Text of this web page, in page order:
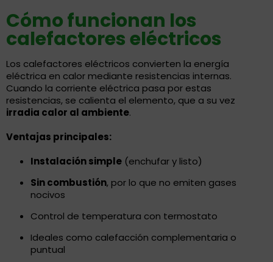
Cómo funcionan los
calefactores eléctricos
Los calefactores eléctricos convierten la energía
eléctrica en calor mediante resistencias internas.
Cuando la corriente eléctrica pasa por estas
resistencias, se calienta el elemento, que a su vez
irradia calor al ambiente.
Ventajas principales:
Instalación simple (enchufar y listo)
Sin combustión, por lo que no emiten gases
nocivos
Control de temperatura con termostato
Ideales como calefacción complementaria o
puntual